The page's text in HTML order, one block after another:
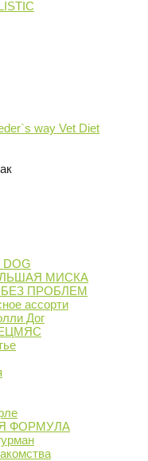
way Vet Diet
DOG
МИСКА
БЕЗ ПРОБЛЕМ
ассорти
Дог
ФОРМУЛА